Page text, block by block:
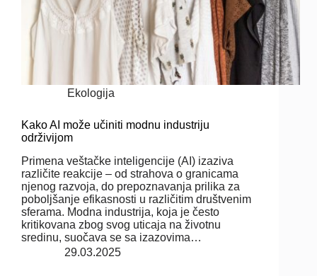
Ekologija
Kako AI može učiniti modnu industriju
održivijom
Primena veštačke inteligencije (AI) izaziva
različite reakcije – od strahova o granicama
njenog razvoja, do prepoznavanja prilika za
poboljšanje efikasnosti u različitim društvenim
sferama. Modna industrija, koja je često
kritikovana zbog svog uticaja na životnu
sredinu, suočava se sa izazovima…
29.03.2025